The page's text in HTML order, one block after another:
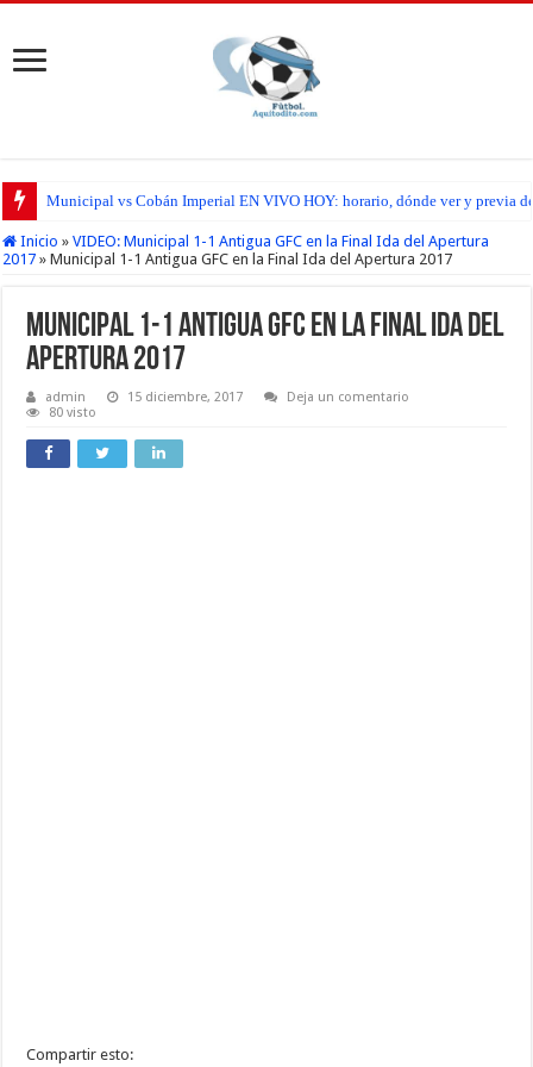
Municipal vs Cobán Imperial EN VIVO HOY: horario, dónde ver y previa
Inicio » VIDEO: Municipal 1-1 Antigua GFC en la Final Ida del Apertura
2017 » Municipal 1-1 Antigua GFC en la Final Ida del Apertura 2017
Municipal 1-1 Antigua GFC en la Final Ida del
Apertura 2017
admin 15 diciembre, 2017
Deja un comentario
80 visto
Compartir esto: